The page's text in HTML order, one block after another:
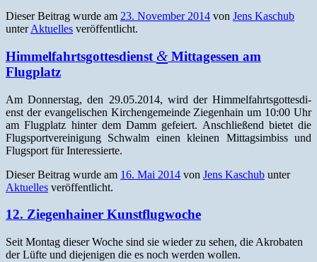
Dieser Beitrag wurde am 23. November 2014 von Jens Kaschub
unterAktuelles veröffentlicht.
Himmelfahrtsgottesdienst &Mittagessen am
Flugplatz
Am Don­ner­stag, den 29.05.2014, wird der Him­melfahrts­gottes­di­
enst der evan­ge­lis­chen Kirchenge­meinde Ziegen­hain um 10:00 Uhr
am Flug­platz hin­ter dem Damm gefeiert. Anschließend bietet die
Flugsportvere­ini­gung Schwalm einen kleinen Mit­tagsim­biss und
Flugsport für Interessierte.
Dieser Beitrag wurde am 16. Mai 2014 von Jens Kaschub unter
Aktuelles veröffentlicht.
12. Ziegenhainer Kunstflugwoche
Seit Mon­tag dieser Woche sind sie wieder zu sehen, die Akro­bat­en
der Lüfte und diejeni­gen die es noch wer­den wollen.